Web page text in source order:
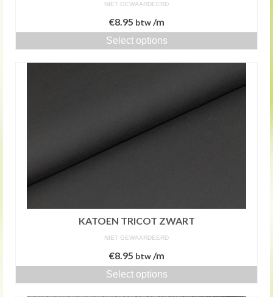
NIET GEWAARDEERD
€8.95 btw/m
Select options
KATOEN TRICOT ZWART
NIET GEWAARDEERD
€8.95 btw/m
Select options